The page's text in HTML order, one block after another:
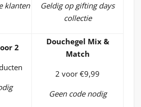
klanten
Geldig op gifting days
collectie
2
Douchegel Mix &
Match
2 voor €9,99
Geen code nodig